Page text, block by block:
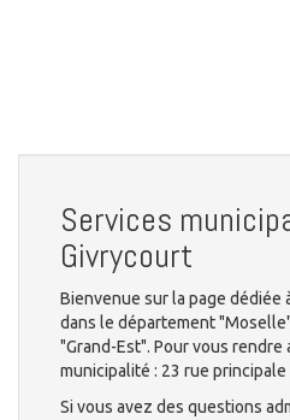
Services
Givrycourt
Bienvenue sur la page dédiée
dans le département
"Grand-Est". Pour vous rendre
municipalité : 23 rue
Si vous avez des questions